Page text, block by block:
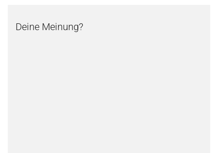
Deine Meinung?